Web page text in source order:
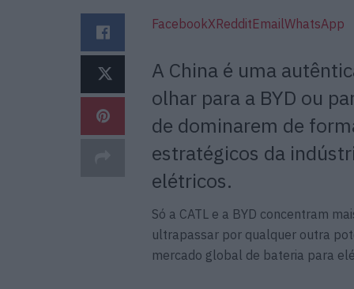
FacebookXRedditEmailWhatsApp
A China é uma
olhar para a BYD ou
de dominarem de
estratégicos da
elétricos.
Só a CATL e a BYD concentram
ultrapassar por qualquer outra
mercado global de bateria para